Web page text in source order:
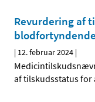
Revurdering af
| 12. februar 2024 |
af tilskudsstatus